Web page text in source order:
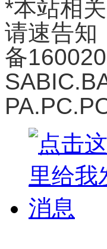
*本站相
请速告知
备